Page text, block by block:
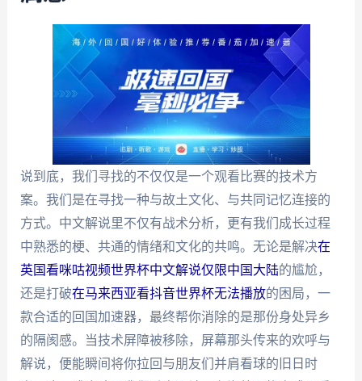
说到底，我们寻找的不仅仅是一个观看比赛的技术方
案。我们是在寻找一种与故土文化、与共同记忆连接的
方式。中文解说里不仅有战术分析，更有我们成长过程
中熟悉的梗、共通的情绪和文化的共鸣。无论是解决在
英国看咪咕视频世界杯中文解说仅限中国大陆的尴尬，
还是打破在马来西亚看抖音世界杯无法播放的困局，一
款合适的回国加速器，最终帮你消除的是那份身处异乡
的隔阂感。当技术屏障被移除，屏幕那头传来的欢呼与
解说，便能瞬间将你拉回与朋友们并肩看球的旧日时